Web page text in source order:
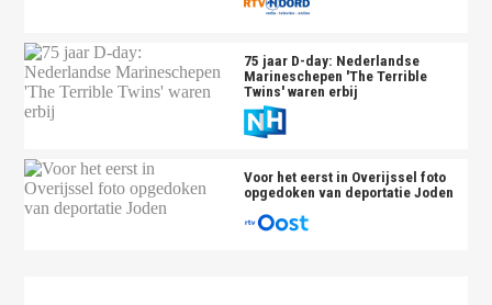
75 jaar D-day: Nederlandse
Marineschepen 'The Terrible
Twins' waren erbij
Voor het eerst in Overijssel foto
opgedoken van deportatie Joden
Koningin Wilhelmina voor de microfoon van Radio